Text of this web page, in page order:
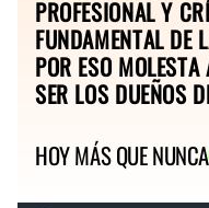
PROFESIONAL Y
FUNDAMENTAL DE
POR ESO
SER LOS DUEÑOS
HOY MÁS QUE NUNCA